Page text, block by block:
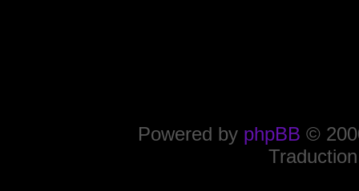
Powered by phpBB ©